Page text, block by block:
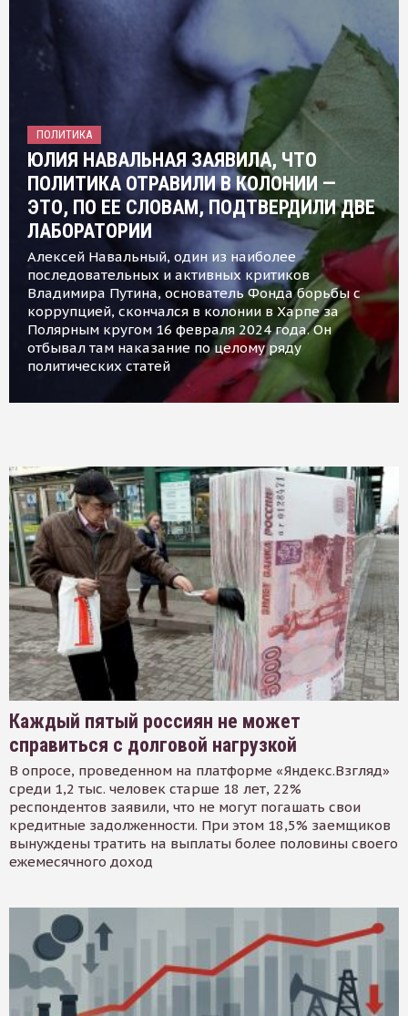
ПОЛИТИКА
ЮЛИЯ НАВАЛЬНАЯ ЗАЯВИЛА, ЧТО
ПОЛИТИКА ОТРАВИЛИ В КОЛОНИИ —
ЭТО, ПО ЕЕ СЛОВАМ, ПОДТВЕРДИЛИ ДВЕ
ЛАБОРАТОРИИ
Алексей Навальный, один из наиболее
последовательных и активных критиков
Владимира Путина, основатель Фонда борьбы с
коррупцией, скончался в колонии в Харпе за
Полярным кругом 16 февраля 2024 года. Он
отбывал там наказание по целому ряду
политических статей
Каждый пятый россиян не может
справиться с долговой нагрузкой
В опросе, проведенном на платформе «Яндекс.Взгляд»
среди 1,2 тыс. человек старше 18 лет, 22%
респондентов заявили, что не могут погашать свои
кредитные задолженности. При этом 18,5% заемщиков
вынуждены тратить на выплаты более половины своего
ежемесячного доход